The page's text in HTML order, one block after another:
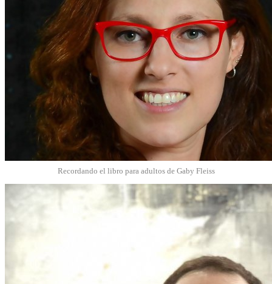
Recordando el libro para adultos de Gaby Fleiss